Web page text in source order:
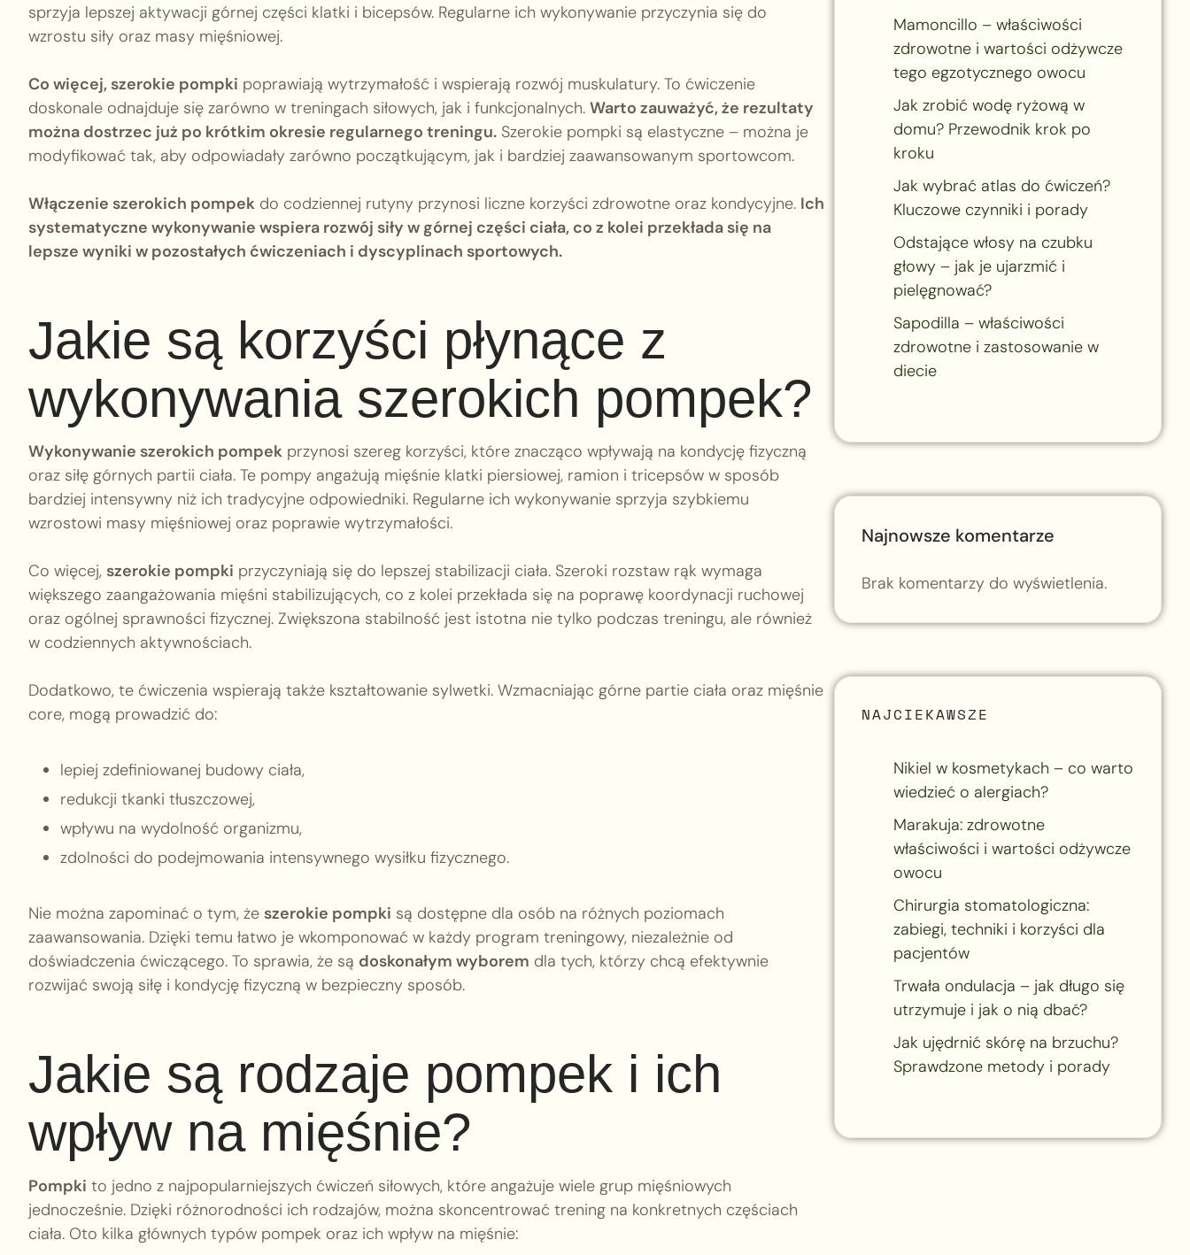
sprzyja lepszej aktywacji górnej części klatki i bicepsów. Regularne ich wykonywanie przyczynia się do
wzrostu siły oraz masy mięśniowej.
Co więcej, szerokie pompki poprawiają wytrzymałość i wspierają rozwój muskulatury. To ćwiczenie
doskonale odnajduje się zarówno w treningach siłowych, jak i funkcjonalnych. Warto zauważyć, że rezultaty
można dostrzec już po krótkim okresie regularnego treningu. Szerokie pompki są elastyczne – można je
modyfikować tak, aby odpowiadały zarówno początkującym, jak i bardziej zaawansowanym sportowcom.
Włączenie szerokich pompek do codziennej rutyny przynosi liczne korzyści zdrowotne oraz kondycyjne. Ich
systematyczne wykonywanie wspiera rozwój siły w górnej części ciała, co z kolei przekłada się na
lepsze wyniki w pozostałych ćwiczeniach i dyscyplinach sportowych.
Jakie są korzyści płynące z
wykonywania szerokich pompek?
Wykonywanie szerokich pompek przynosi szereg korzyści, które znacząco wpływają na kondycję fizyczną
oraz siłę górnych partii ciała. Te pompy angażują mięśnie klatki piersiowej, ramion i tricepsów w sposób
bardziej intensywny niż ich tradycyjne odpowiedniki. Regularne ich wykonywanie sprzyja szybkiemu
wzrostowi masy mięśniowej oraz poprawie wytrzymałości.
Co więcej, szerokie pompki przyczyniają się do lepszej stabilizacji ciała. Szeroki rozstaw rąk wymaga
większego zaangażowania mięśni stabilizujących, co z kolei przekłada się na poprawę koordynacji ruchowej
oraz ogólnej sprawności fizycznej. Zwiększona stabilność jest istotna nie tylko podczas treningu, ale również
w codziennych aktywnościach.
Dodatkowo, te ćwiczenia wspierają także kształtowanie sylwetki. Wzmacniając górne partie ciała oraz mięśnie
core, mogą prowadzić do:
lepiej zdefiniowanej budowy ciała,
redukcji tkanki tłuszczowej,
wpływu na wydolność organizmu,
zdolności do podejmowania intensywnego wysiłku fizycznego.
Nie można zapominać o tym, że szerokie pompki są dostępne dla osób na różnych poziomach
zaawansowania. Dzięki temu łatwo je wkomponować w każdy program treningowy, niezależnie od
doświadczenia ćwiczącego. To sprawia, że są doskonałym wyborem dla tych, którzy chcą efektywnie
rozwijać swoją siłę i kondycję fizyczną w bezpieczny sposób.
Jakie są rodzaje pompek i ich
wpływ na mięśnie?
Pompki to jedno z najpopularniejszych ćwiczeń siłowych, które angażuje wiele grup mięśniowych
jednocześnie. Dzięki różnorodności ich rodzajów, można skoncentrować trening na konkretnych częściach
ciała. Oto kilka głównych typów pompek oraz ich wpływ na mięśnie:
Mamoncillo – właściwości
zdrowotne i wartości odżywcze
tego egzotycznego owocu
Jak zrobić wodę ryżową w
domu? Przewodnik krok po
kroku
Jak wybrać atlas do ćwiczeń?
Kluczowe czynniki i porady
Odstające włosy na czubku
głowy – jak je ujarzmić i
pielęgnować?
Sapodilla – właściwości
zdrowotne i zastosowanie w
diecie
Najnowsze komentarze
Brak komentarzy do wyświetlenia.
NAJCIEKAWSZE
Nikiel w kosmetykach – co warto
wiedzieć o alergiach?
Marakuja: zdrowotne
właściwości i wartości odżywcze
owocu
Chirurgia stomatologiczna:
zabiegi, techniki i korzyści dla
pacjentów
Trwała ondulacja – jak długo się
utrzymuje i jak o nią dbać?
Jak ujędrnić skórę na brzuchu?
Sprawdzone metody i porady